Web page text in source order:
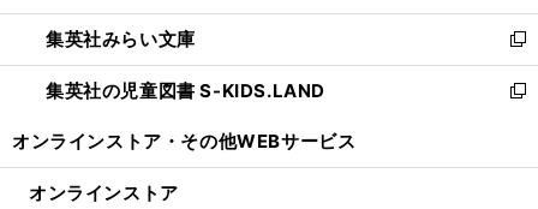
開
く
ウ
で
開
く
ン
ド
ウ
で
ウ
ィ
ン
ド
開
集英社みらい文庫
新
し
い
ン
集英社の児童図書 S-KIDS.LAND
新
ウ
オンラインストア・ その他WEBサービス
オンラインストア